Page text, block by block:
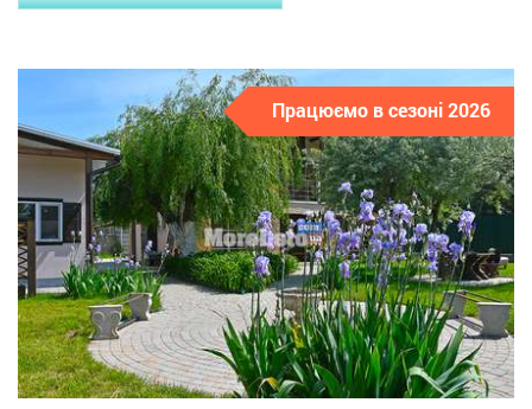
Працюємо в сезоні 2026